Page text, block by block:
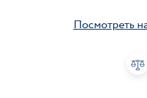
Посмотреть